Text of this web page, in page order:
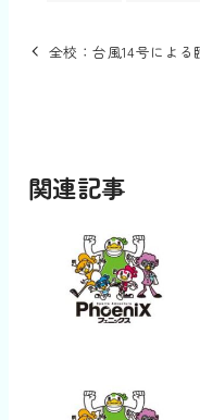
全校：台風14号によ
関連記事